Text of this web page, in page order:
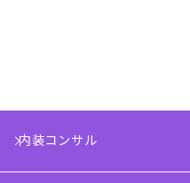
内装コンサル